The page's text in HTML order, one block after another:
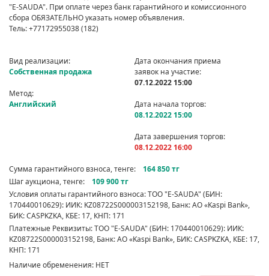
"E-SAUDA". При оплате через банк гарантийного и комиссионного
сбора ОБЯЗАТЕЛЬНО указать номер объявления.
Тель: +77172955038 (182)
Вид реализации:
Собственная продажа
Метод:
Английский
Дата окончания приема
заявок на участие:
07.12.2022 15:00
Дата начала торгов:
08.12.2022 15:00
Дата завершения торгов:
08.12.2022 16:00
Сумма гарантийного взноса, тенге:
164 850 тг
Шаг аукциона, тенге:
109 900 тг
Условия оплаты гарантийного взноса: ТОО "E-SAUDA" (БИН:
170440010629): ИИК: KZ08722S000003152198, Банк: АО «Kaspi Bank»,
БИК: CASPKZKA, КБЕ: 17, КНП: 171
Платежные Реквизиты: ТОО "E-SAUDA" (БИН: 170440010629): ИИК:
KZ08722S000003152198, Банк: АО «Kaspi Bank», БИК: CASPKZKA, КБЕ: 17,
КНП: 171
Наличие обременения: НЕТ